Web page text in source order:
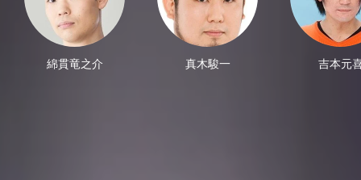
綿貫竜之介 真木駿一 吉本元